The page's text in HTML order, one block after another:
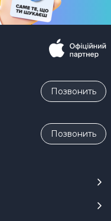
Позвонить
Позвонить